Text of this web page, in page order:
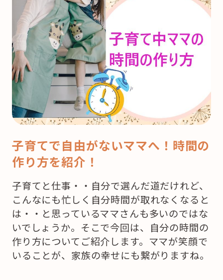
子育てで自由がないママへ！時間の
作り方を紹介！
子育てと仕事・・自分で選んだ道だけれど、
こんなにも忙しく自分時間が取れなくなると
は・・と思っているママさんも多いのではな
いでしょうか。そこで今回は、自分の時間の
作り方についてご紹介します。ママが笑顔で
いることが、家族の幸せにも繋がりますね。